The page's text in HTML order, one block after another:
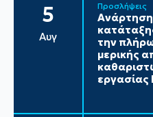
5
Αυγ
Προσλήψεις
την
μερικής
εργασίας